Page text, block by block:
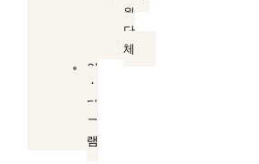
원
단
체
인
스
타
그
램